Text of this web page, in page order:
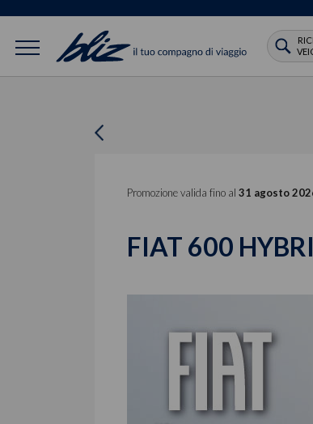
Promozione valida fino al 31 agosto
FIAT 600